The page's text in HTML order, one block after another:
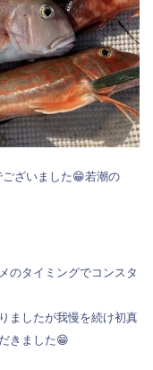
ざいました😁若潮の
のタイミングでコンスタ
ましたが我慢を続け初真
きました😁